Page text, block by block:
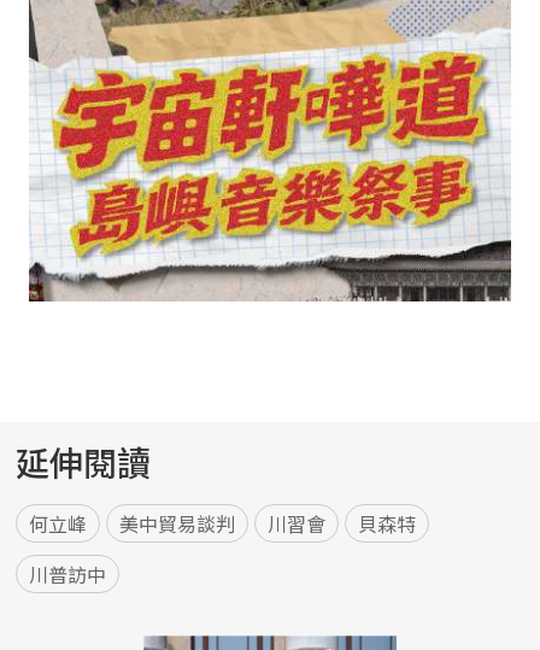
延伸閱讀
何立峰 美中貿易談判 川習會
貝森特
川普訪中